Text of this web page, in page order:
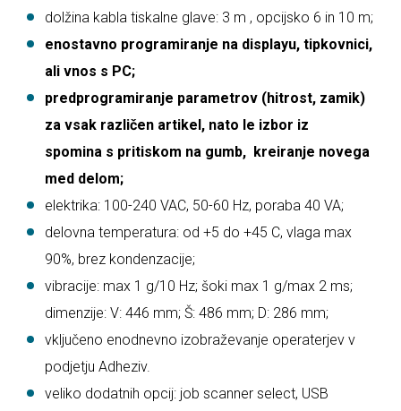
dolžina kabla tiskalne glave: 3 m , opcijsko 6 in 10 m;
enostavno programiranje na displayu, tipkovnici,
ali vnos s PC;
predprogramiranje parametrov (hitrost, zamik)
za vsak različen artikel, nato le izbor iz
spomina s pritiskom na gumb, kreiranje novega
med delom;
elektrika: 100-240 VAC, 50-60 Hz, poraba 40 VA;
delovna temperatura: od +5 do +45 C, vlaga max
90%, brez kondenzacije;
vibracije: max 1 g/10 Hz; šoki max 1 g/max 2 ms;
dimenzije: V: 446 mm; Š: 486 mm; D: 286 mm;
vključeno enodnevno izobraževanje operaterjev v
podjetju Adheziv.
veliko dodatnih opcij: job scanner select, USB